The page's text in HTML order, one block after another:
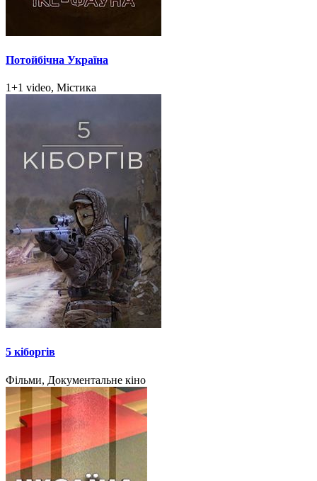
Потойбічна Україна
1+1 video, Містика
5 кіборгів
Фільми, Документальне кіно